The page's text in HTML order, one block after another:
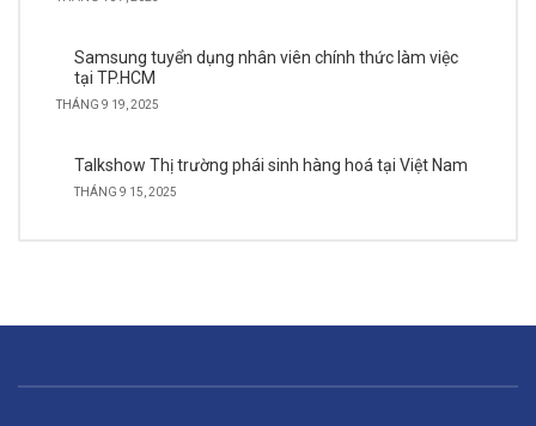
Samsung tuyển dụng nhân viên chính thức làm việc
tại TP.HCM
THÁNG 9 19, 2025
Talkshow Thị trường phái sinh hàng hoá tại Việt Nam
THÁNG 9 15, 2025